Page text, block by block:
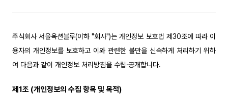
주식회사 서울옥션블루(이하 "회사")는 개인정보 보호법 제30조에 따라 이
용자의 개인정보를 보호하고 이와 관련한 불만을 신속하게 처리하기 위하
여 다음과 같이 개인정보 처리방침을 수립·공개합니다.
제1조 (개인정보의 수집 항목 및 목적)